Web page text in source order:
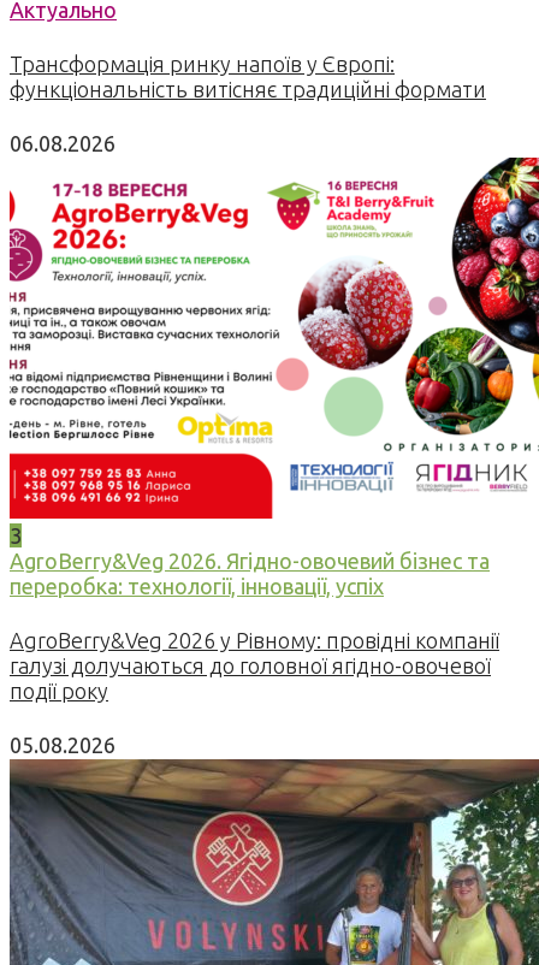
Актуально
Трансформація ринку напоїв у Європі:
функціональність витісняє традиційні формати
06.08.2026
3
AgroBerry&Veg 2026. Ягідно-овочевий бізнес та
переробка: технології, інновації, успіх
AgroBerry&Veg 2026 у Рівному: провідні компанії
галузі долучаються до головної ягідно-овочевої
події року
05.08.2026